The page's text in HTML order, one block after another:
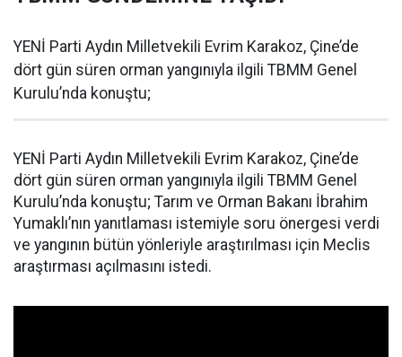
YENİ Parti Aydın Milletvekili Evrim Karakoz, Çine’de
dört gün süren orman yangınıyla ilgili TBMM Genel
Kurulu’nda konuştu;
YENİ Parti Aydın Milletvekili Evrim Karakoz, Çine’de
dört gün süren orman yangınıyla ilgili TBMM Genel
Kurulu’nda konuştu; Tarım ve Orman Bakanı İbrahim
Yumaklı’nın yanıtlaması istemiyle soru önergesi verdi
ve yangının bütün yönleriyle araştırılması için Meclis
araştırması açılmasını istedi.